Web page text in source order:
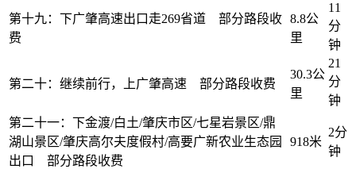
第十九：下广肇高速出口走269省道 部分路段收
费
8.8公
里
11
分
钟
第二十：继续前行，上广肇高速 部分路段收费
30.3公
里
21
分
钟
第二十一：下金渡/白土/肇庆市区/七星岩景区/鼎
湖山景区/肇庆高尔夫度假村/高要广新农业生态园
出口 部分路段收费
918米
2分
钟